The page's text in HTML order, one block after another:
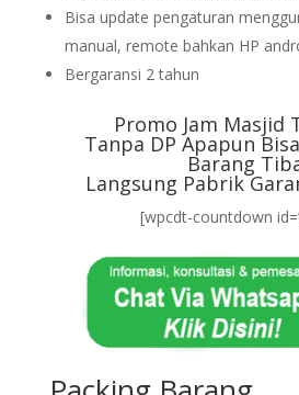
Bisa update pengaturan
manual, remote bahkan HP
Bergaransi 2 tahun
Promo Jam Masjid
Tanpa DP Apapun
Barang
Langsung Pabrik
[wpcdt-countdown